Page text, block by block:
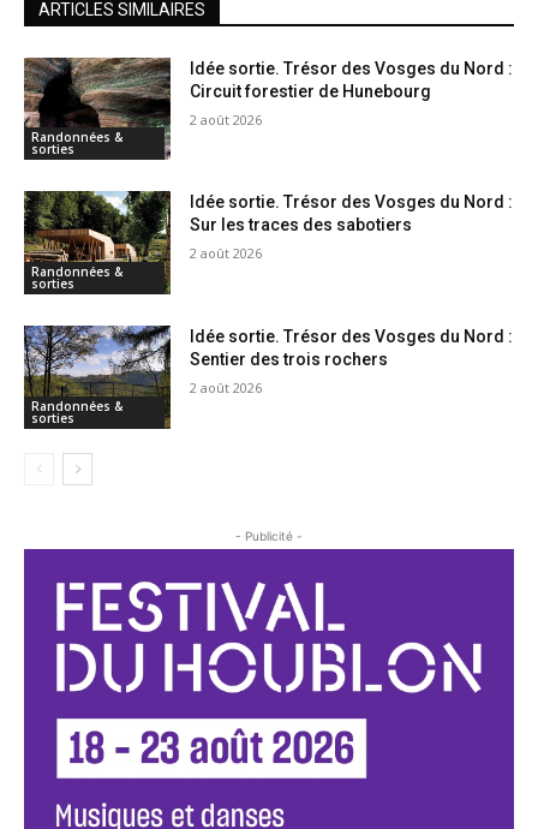
ARTICLES SIMILAIRES
Randonnées &
sorties
Idée sortie. Trésor des Vosges du Nord :
Circuit forestier de Hunebourg
2 août 2026
Randonnées &
sorties
Idée sortie. Trésor des Vosges du Nord :
Sur les traces des sabotiers
2 août 2026
Randonnées &
sorties
Idée sortie. Trésor des Vosges du Nord :
Sentier des trois rochers
2 août 2026
- Publicité -